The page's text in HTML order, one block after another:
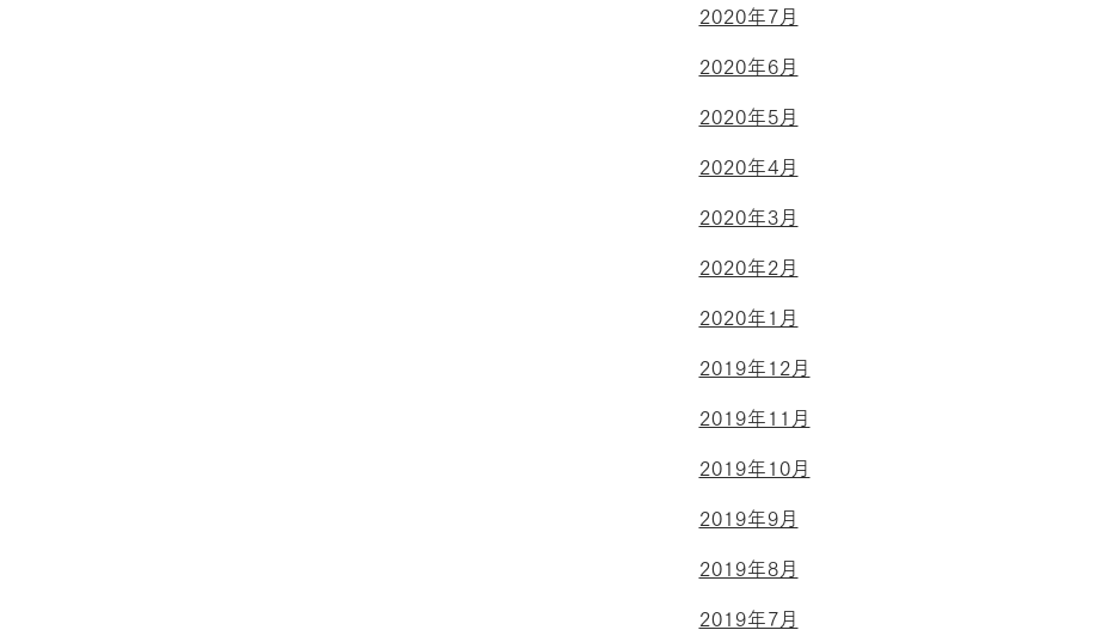
2020年7月
2020年6月
2020年5月
2020年4月
2020年3月
2020年2月
2020年1月
2019年12月
2019年11月
2019年10月
2019年9月
2019年8月
2019年7月